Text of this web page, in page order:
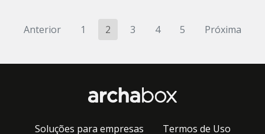
Anterior 1 2 3 4 5 Próxima
Soluções para empresas Termos de Uso